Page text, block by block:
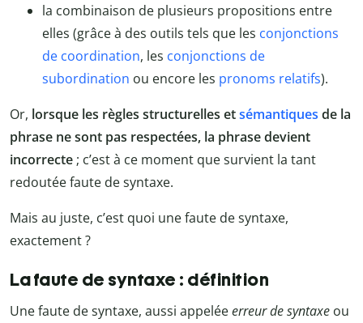
la combinaison de plusieurs propositions entre
elles (grâce à des outils tels que les conjonctions
de coordination, les conjonctions de
subordination ou encore les pronoms relatifs).
Or, lorsque les règles structurelles etsémantiques de la
phrase ne sont pas respectées, la phrase devient
incorrecte; c’est à ce moment que survient la tant
redoutée faute de syntaxe.
Mais au juste, c’est quoi une faute de syntaxe,
exactement ?
La faute de syntaxe : définition
Une faute de syntaxe, aussi appeléeerreur de syntaxe ou